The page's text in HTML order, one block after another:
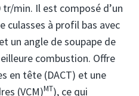
min. Il est composé d’un
culasses à profil bas avec
un angle de soupape de
combustion. Offre
en tête (DACT) et une
(VCM)MT), ce qui